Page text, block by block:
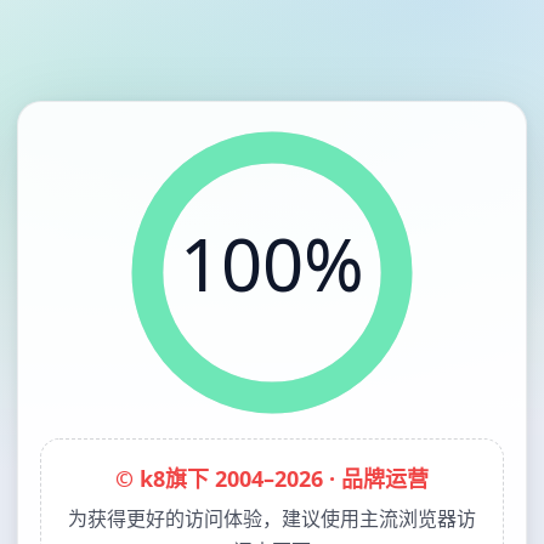
100%
© k8旗下 2004–2026 · 品牌运营
为获得更好的访问体验，建议使用主流浏览器访